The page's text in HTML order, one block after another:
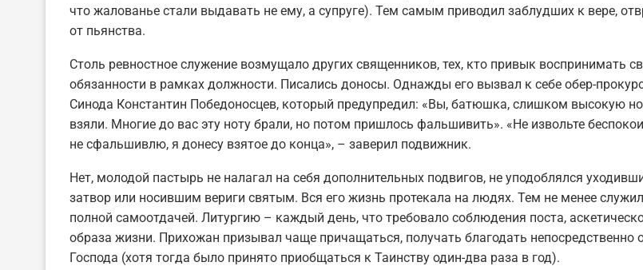
что жалованье стали выдавать не ему, а супруге). Тем самым приводил заблудших к вере,
от пьянства.
Столь ревностное служение возмущало других священников, тех, кто привык воспринимать
обязанности в рамках должности. Писались доносы. Однажды его вызвал к себе обер-
Синода Константин Победоносцев, который предупредил: «Вы, батюшка, слишком высокую
взяли. Многие до вас эту ноту брали, но потом пришлось фальшивить». «Не извольте
не сфальшивлю, я донесу взятое до конца», – заверил подвижник.
Нет, молодой пастырь не налагал на себя дополнительных подвигов, не уподоблялся
затвор или носившим вериги святым. Вся его жизнь протекала на людях. Тем не менее
полной самоотдачей. Литургию – каждый день, что требовало соблюдения поста,
образа жизни. Прихожан призывал чаще причащаться, получать благодать непосредственно
Господа (хотя тогда было принято приобщаться к Таинству один-два раза в год).